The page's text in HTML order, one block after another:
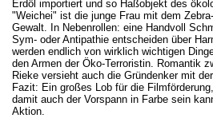
Erdöl importiert und so Haßobjekt des
"Weichei" ist die junge Frau mit dem
Gewalt. In Nebenrollen: eine Handvoll
Sym- oder Antipathie entscheiden über
werden endlich von wirklich wichtigen
den Armen der Öko-Terroristin. Romantik
Rieke versieht auch die Gründenker mit
Fazit: Ein großes Lob für die
damit auch der Vorspann in Farbe sein
Aktion.